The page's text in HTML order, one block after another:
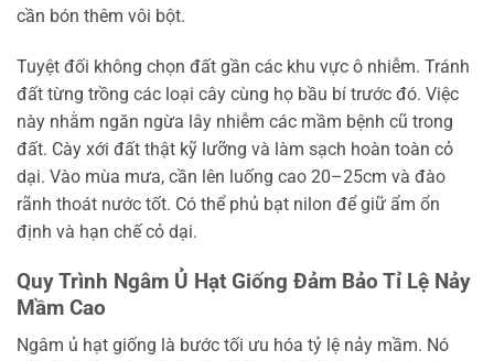
cần bón thêm vôi bột.
Tuyệt đối không chọn đất gần các khu vực ô nhiễm. Tránh
đất từng trồng các loại cây cùng họ bầu bí trước đó. Việc
này nhằm ngăn ngừa lây nhiễm các mầm bệnh cũ trong
đất. Cày xới đất thật kỹ lưỡng và làm sạch hoàn toàn cỏ
dại. Vào mùa mưa, cần lên luống cao 20–25cm và đào
rãnh thoát nước tốt. Có thể phủ bạt nilon để giữ ẩm ổn
định và hạn chế cỏ dại.
Quy Trình Ngâm Ủ Hạt Giống Đảm Bảo Tỉ Lệ Nảy
Mầm Cao
Ngâm ủ hạt giống là bước tối ưu hóa tỷ lệ nảy mầm. Nó